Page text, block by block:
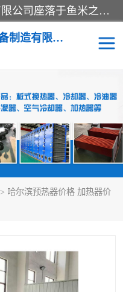
泰州市金锐达换热设备制造有限公司座落于鱼米之乡、祥泰之州一江苏泰州。是一家多年从事换热设备研究、设计、制造、销售、服务于一体的生产企业。
泰州市金锐达换热设备制造有限公司
> 哈尔滨预热器价格 加热器价
换热器
预热器